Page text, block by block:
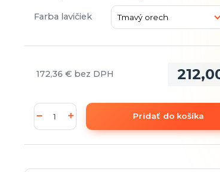
Farba lavičiek
172,36 € bez DPH
Pridať do košíka